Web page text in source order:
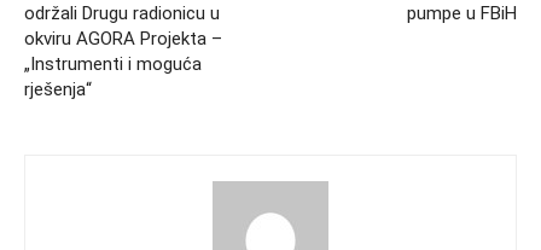
održali Drugu radionicu u
okviru AGORA Projekta –
„Instrumenti i moguća
rješenja“
pumpe u FBiH